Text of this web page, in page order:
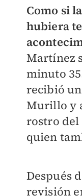
Como si
hubiera
Martínez
minuto
recibió
Murillo y
rostro del
quien
Después
revisión